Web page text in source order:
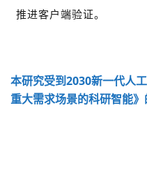
推进客户端验证。
本研究受到2030新一代人
重大需求场景的科研智能》